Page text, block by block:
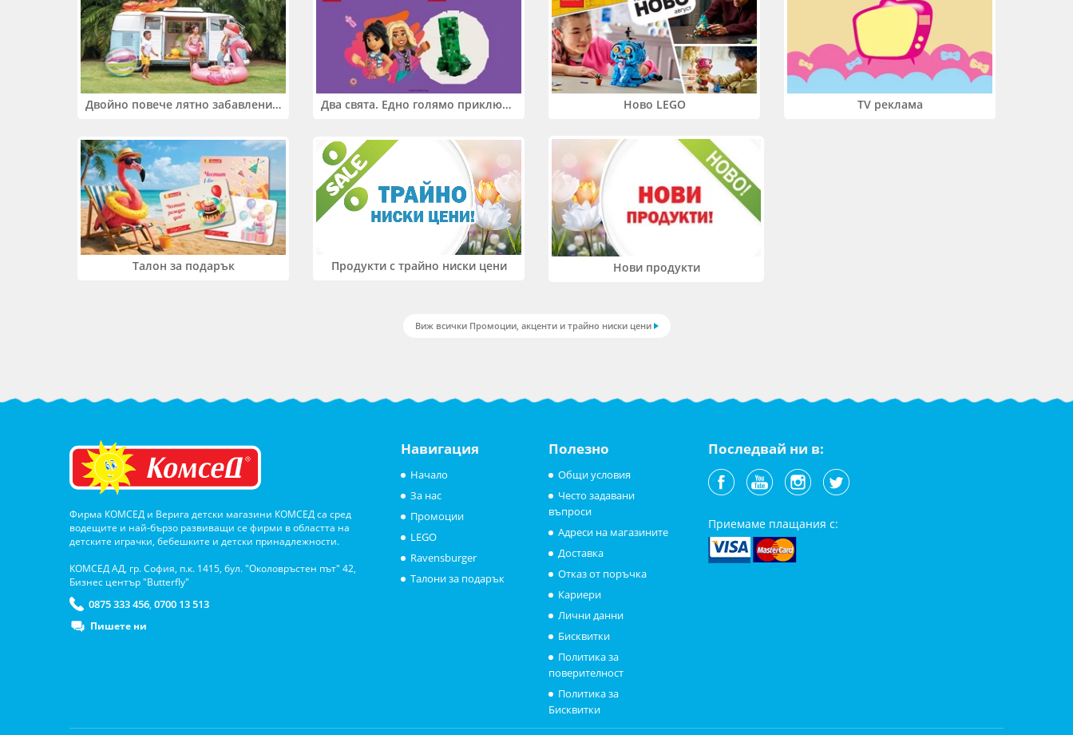
Двойно повече лятно забавление! Купи 2 продукта INTEX и вземи -33% Два свята. Едно голямо приключение. Купи 2 продукта LEGO® Friends и/или LEGO® Minecraft и вземи -27% Ново LEGO TV реклама
Талон за подарък Продукти с трайно ниски цени Нови продукти
Виж всички Промоции, акценти и трайно ниски цени
Фирма КОМСЕД и Верига детски магазини КОМСЕД са сред
водещите и най-бързо развиващи се фирми в областта на
детските играчки, бебешките и детски принадлежности.
КОМСЕД АД, гр. София, п.к. 1415, бул. "Околовръстен път" 42,
Бизнес център "Butterfly"
0875 333 456, 0700 13 513
Пишете ни
Навигация
Начало
За нас
Промоции
LEGO
Ravensburger
Талони за подарък
Полезно
Общи условия
Често задавани
въпроси
Адреси на магазините
Доставка
Отказ от поръчка
Кариери
Лични данни
Бисквитки
Политика за
поверителност
Политика за
Бисквитки
Последвай ни в:
Приемаме плащания с: